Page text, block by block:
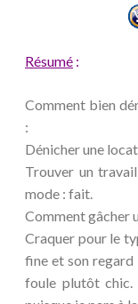
Résumé :
Comment bien
:
Dénicher une
Trouver un
mode : fait.
Comment gâcher
Craquer pour le
fine et son regard
foule plutôt chic.